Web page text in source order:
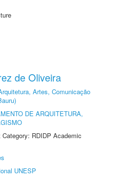
de Oliveira
Artes, Comunicação
DE ARQUITETURA,
RDIDP Academic
UNESP